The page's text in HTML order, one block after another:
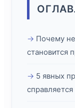
Почему
становится
5 явных
справляется